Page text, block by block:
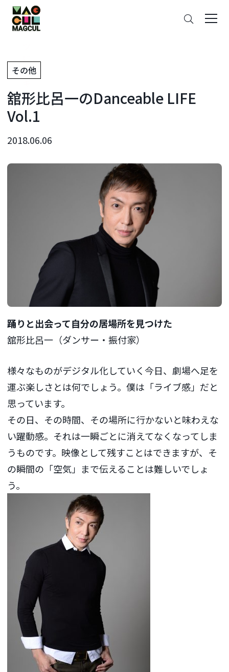
ン
テ
ン
に
ス
キ
ッ
プ
その他
舘形比呂一のDanceable LIFE
Vol.1
2018.06.06
踊りと出会って自分の居場所を見つけた
舘形比呂一（ダンサー・振付家）
様々なものがデジタル化していく今日、劇場へ足を
運ぶ楽しさとは何でしょう。僕は「ライブ感」だと
思っています。
その日、その時間、その場所に行かないと味わえな
い躍動感。それは一瞬ごとに消えてなくなってしま
うものです。映像として残すことはできますが、そ
の瞬間の「空気」まで伝えることは難しいでしょ
う。